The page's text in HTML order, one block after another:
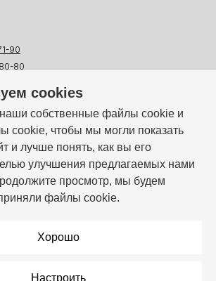
cookies
собственные файлы cookie и
cookie, чтобы мы могли показать
и лучше понять, как вы его
улучшения предлагаемых нами
просмотр, мы будем
файлы cookie.
Хорошо
Настроить
90
80
80
мессенджерах:
работы: Пн–Пт: 10:00 – 19:00